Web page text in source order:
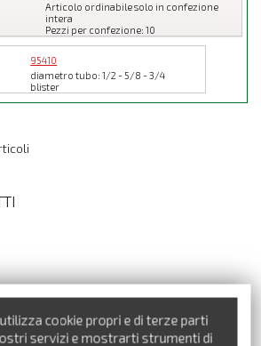
Articolo ordinabile solo in confezione
intera
Pezzi per confezione: 10
95410
diametro tubo: 1/2 - 5/8 - 3/4
blister
Successivo
cookie propri e di terze parti
servizi e mostrarti strumenti di